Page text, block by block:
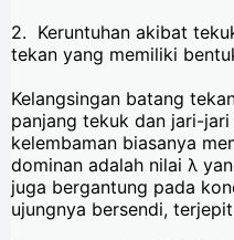
2. Keruntuhan akibat
tekan yang memiliki
Kelangsingan batang
panjang tekuk dan jari-
kelembaman biasanya
dominan adalah nilai λ
juga bergantung pada
ujungnya bersendi,